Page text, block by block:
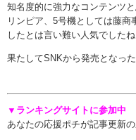
知名度的に強力なコンテンツ
リンピア、5号機としては藤商
したとは言い難い人気でしたね
果たしてSNKから発売となっ
▼ランキングサイトに参加中
あなたの応援ポチが記事更新